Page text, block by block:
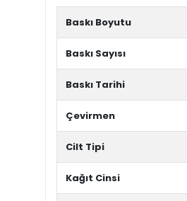
Baskı Boyutu
Baskı Sayısı
Baskı Tarihi
Çevirmen
Cilt Tipi
Kağıt Cinsi